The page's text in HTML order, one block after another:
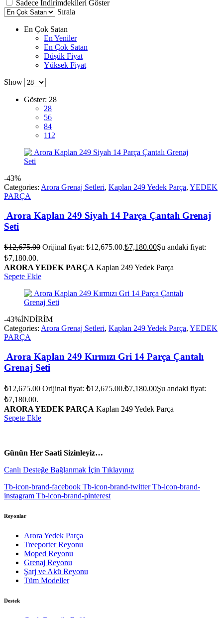
Sadece İndirimdekileri Göster
Sırala
En Çok Satan
En Yeniler
En Çok Satan
Düşük Fiyat
Yüksek Fiyat
Show
Göster: 28
28
56
84
112
-43%
Categories: Arora Grenaj Setleri, Kaplan 249 Yedek Parça, YEDEK
PARÇA
Arora Kaplan 249 Siyah 14 Parça Çantalı Grenaj
Seti
₺12,675.00 Orijinal fiyat: ₺12,675.00.₺7,180.00Şu andaki fiyat:
₺7,180.00.
ARORA YEDEK PARÇA Kaplan 249 Yedek Parça
Sepete Ekle
-43%İNDİRİM
Categories: Arora Grenaj Setleri, Kaplan 249 Yedek Parça, YEDEK
PARÇA
Arora Kaplan 249 Kırmızı Gri 14 Parça Çantalı
Grenaj Seti
₺12,675.00 Orijinal fiyat: ₺12,675.00.₺7,180.00Şu andaki fiyat:
₺7,180.00.
ARORA YEDEK PARÇA Kaplan 249 Yedek Parça
Sepete Ekle
Günün Her Saati Sizinleyiz…
Canlı Desteğe Bağlanmak İçin Tıklayınız
Tb-icon-brand-facebook Tb-icon-brand-twitter Tb-icon-brand-
instagram Tb-icon-brand-pinterest
Reyonlar
Arora Yedek Parça
Treeporter Reyonu
Moped Reyonu
Grenaj Reyonu
Şarj ve Akü Reyonu
Tüm Modeller
Destek